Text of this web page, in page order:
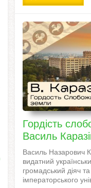
Гордість
Василь
Василь Назарович
видатний
громадський діяч
імператорського